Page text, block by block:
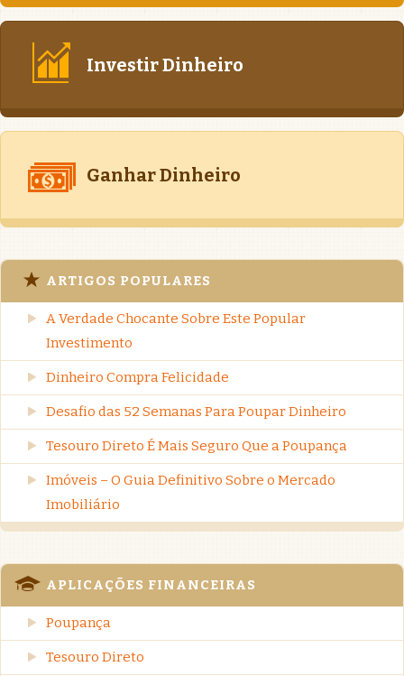
Investir Dinheiro
Ganhar Dinheiro
ARTIGOS POPULARES
A Verdade Chocante Sobre Este Popular
Investimento
Dinheiro Compra Felicidade
Desafio das 52 Semanas Para Poupar Dinheiro
Tesouro Direto É Mais Seguro Que a Poupança
Imóveis – O Guia Definitivo Sobre o Mercado
Imobiliário
APLICAÇÕES FINANCEIRAS
Poupança
Tesouro Direto